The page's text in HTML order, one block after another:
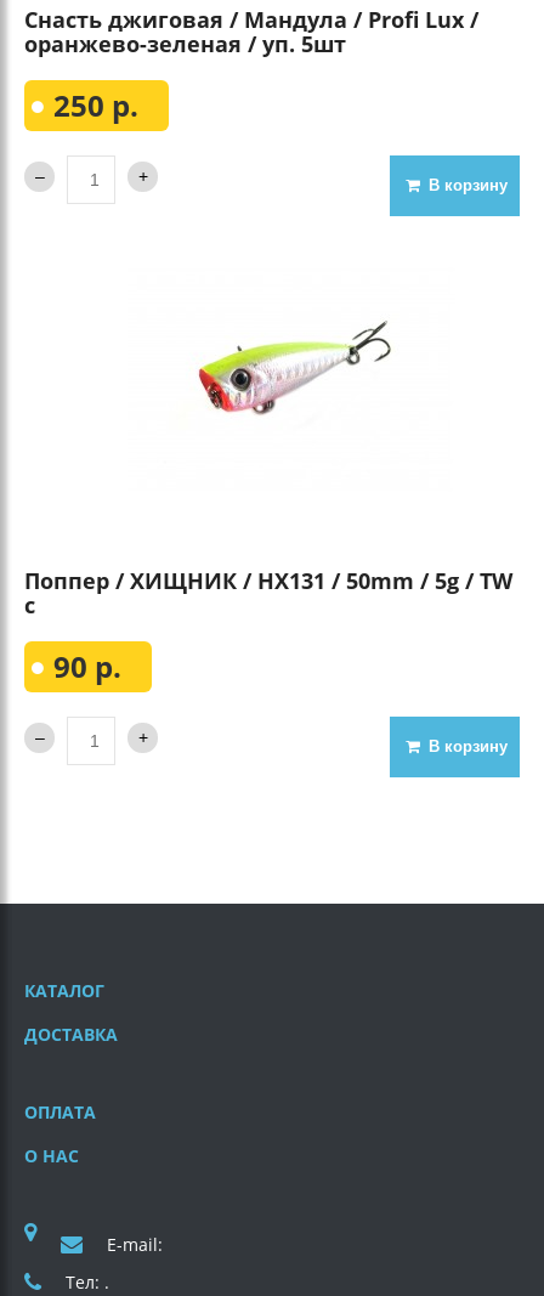
Снасть джиговая / Мандула / Profi Lux /
оранжево-зеленая / уп. 5шт
250 р.
В корзину
Поппер / ХИЩНИК / HX131 / 50mm / 5g / TW
c
90 р.
В корзину
КАТАЛОГ
ДОСТАВКА
ОПЛАТА
О НАС
E-mail:
Тел: .